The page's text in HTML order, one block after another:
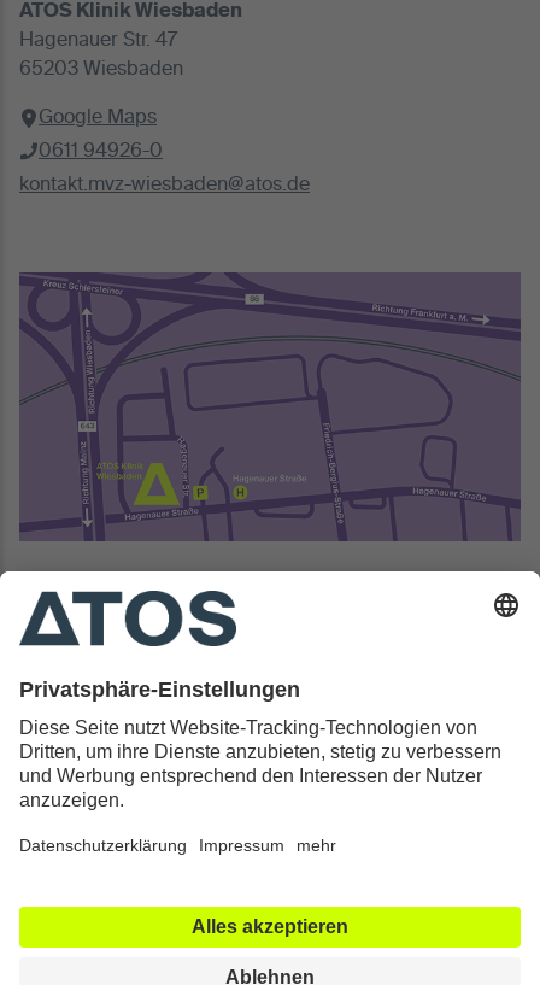
ATOS Klinik Wiesbaden
Hagenauer Str. 47
65203 Wiesbaden
Google Maps
0611 94926-0
kontakt.mvz-wiesbaden@atos.de
Kontakt & Rechtliches
Alle ATOS Kliniken